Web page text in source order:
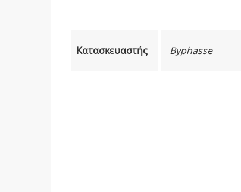
Κατασκευαστής Byphasse